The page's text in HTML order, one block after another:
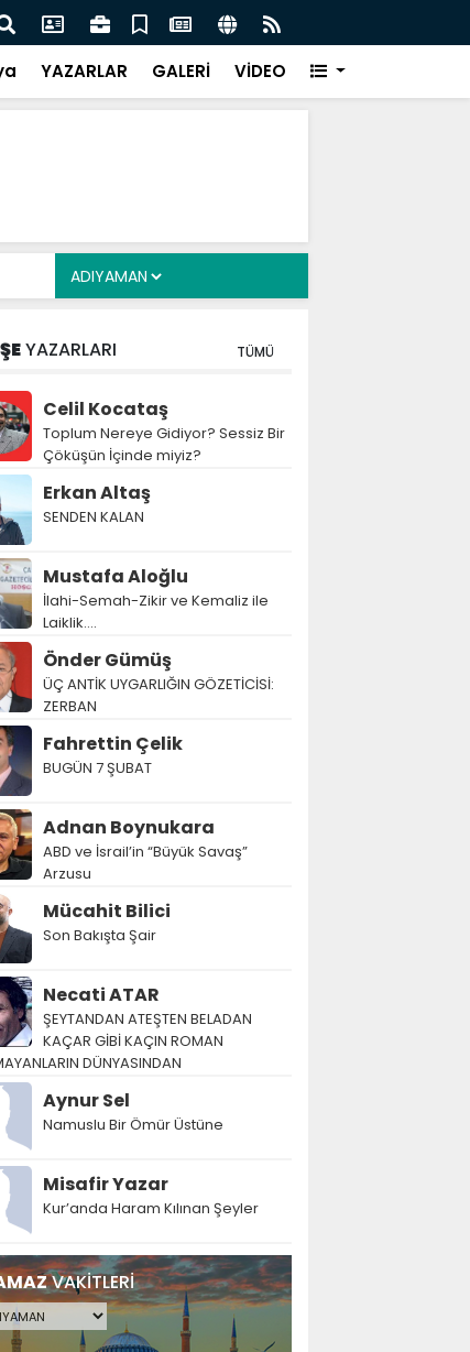
Cibuti’de diplomatik temaslarda bulundu
YAZARLAR GALERİ VİDEO
YAZARLARI TÜMÜ
Celil Kocataş
Toplum Nereye Gidiyor? Sessiz Bir
Çöküşün İçinde miyiz?
Erkan Altaş
SENDEN KALAN
Mustafa Aloğlu
İlahi-Semah-Zikir ve Kemaliz ile
Laiklik….
Önder Gümüş
ÜÇ ANTİK UYGARLIĞIN GÖZETİCİSİ:
ZERBAN
Fahrettin Çelik
BUGÜN 7 ŞUBAT
Adnan Boynukara
ABD ve İsrail’in “Büyük Savaş”
Arzusu
Mücahit Bilici
Son Bakışta Şair
Necati ATAR
ŞEYTANDAN ATEŞTEN BELADAN
KAÇAR GİBİ KAÇIN ROMAN
DÜNYASINDAN
Aynur Sel
Namuslu Bir Ömür Üstüne
Misafir Yazar
Kur’anda Haram Kılınan Şeyler
VAKİTLERİ